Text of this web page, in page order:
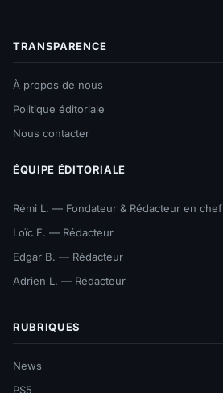
TRANSPARENCE
À propos de nous
Politique éditoriale
Nous contacter
ÉQUIPE ÉDITORIALE
Rémi L. — Fondateur & Rédacteur en chef
Loïc F. — Rédacteur
Edgar B. — Rédacteur
Adrien L. — Rédacteur
RUBRIQUES
News
PS5